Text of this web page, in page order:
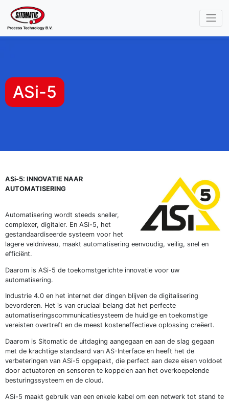
Skip navigation
ASi-5
ASi-5: INNOVATIE NAAR
AUTOMATISERING
Automatisering wordt steeds sneller,
complexer, digitaler. En ASi-5, het
gestandaardiseerde systeem voor het
lagere veldniveau, maakt automatisering eenvoudig, veilig, snel en
efficiënt.
Daarom is ASi-5 de toekomstgerichte innovatie voor uw
automatisering.
Industrie 4.0 en het internet der dingen blijven de digitalisering
bevorderen. Het is van cruciaal belang dat het perfecte
automatiseringscommunicatiesysteem de huidige en toekomstige
vereisten overtreft en de meest kosteneffectieve oplossing creëert.
Daarom is Sitomatic de uitdaging aangegaan en aan de slag gegaan
met de krachtige standaard van AS-Interface en heeft het de
verbeteringen van ASi-5 opgepakt, die perfect aan deze eisen voldoet
door actuatoren en sensoren te koppelen aan het overkoepelende
besturingssysteem en de cloud.
ASi-5 maakt gebruik van een enkele kabel om een netwerk tot stand te